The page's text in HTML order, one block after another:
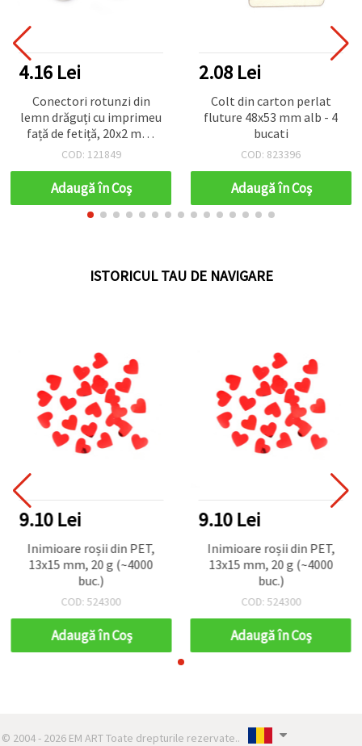
4.16 Lei
Conectori rotunzi din
lemn drăguți cu imprimeu
față de fetiță, 20x2 mm,
gaură 2 mm – Set de 10
pentru bijuterii și proiecte
DIY creative
COD: 121849
Adaugă în Coş
2.08 Lei
Colt din carton perlat
fluture 48x53 mm alb - 4
bucati
COD: 823396
Adaugă în Coş
ISTORICUL TAU DE NAVIGARE
9.10 Lei
Inimioare roșii din PET,
13x15 mm, 20 g (~4000
buc.)
COD: 524300
Adaugă în Coş
9.10 Lei
Inimioare roșii din PET,
13x15 mm, 20 g (~4000
buc.)
COD: 524300
Adaugă în Coş
© 2004 - 2026 EM ART Toate drepturile rezervate..